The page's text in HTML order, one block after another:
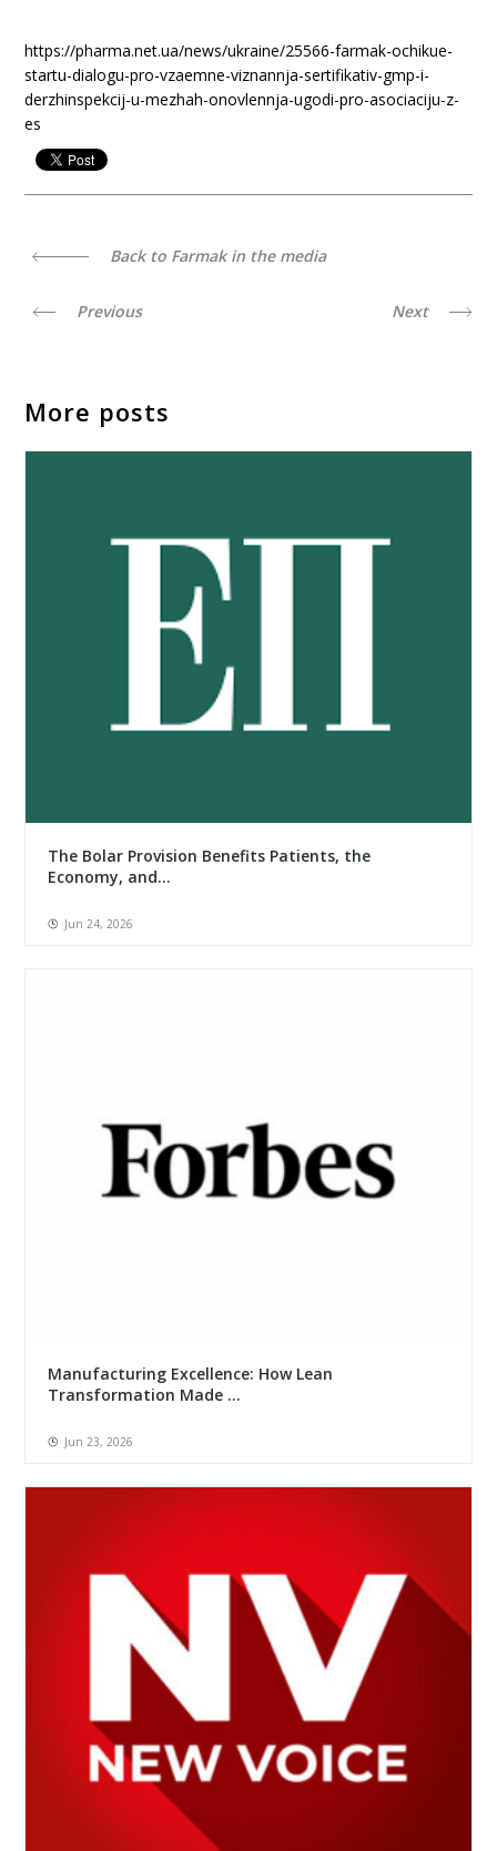
https://pharma.net.ua/news/ukraine/25566-farmak-ochikue-
startu-dialogu-pro-vzaemne-viznannja-sertifikativ-gmp-i-
derzhinspekcij-u-mezhah-onovlennja-ugodi-pro-asociaciju-z-
es
Back to Farmak in the media
Previous Next
More posts
The Bolar Provision Benefits Patients, the
Economy, and...
Jun 24, 2026
Manufacturing Excellence: How Lean
Transformation Made ...
Jun 23, 2026